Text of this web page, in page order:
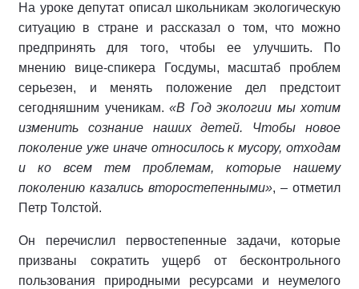
На уроке депутат описал школьникам экологическую
ситуацию в стране и рассказал о том, что можно
предпринять для того, чтобы ее улучшить. По
мнению вице-спикера Госдумы, масштаб проблем
серьезен, и менять положение дел предстоит
сегодняшним ученикам. «В Год экологии мы хотим
изменить сознание наших детей. Чтобы новое
поколение уже иначе относилось к мусору, отходам
и ко всем тем проблемам, которые нашему
поколению казались второстепенными», – отметил
Петр Толстой.
Он перечислил первостепенные задачи, которые
призваны сократить ущерб от бесконтрольного
пользования природными ресурсами и неумелого